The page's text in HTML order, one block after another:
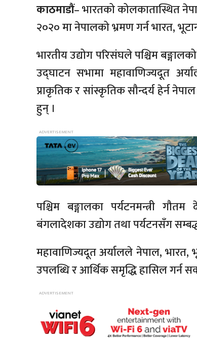
काठमाडौं– भारतको कोलकातास्थित
२०२० मा नेपालको भ्रमण गर्न भारत,
भारतीय उद्योग परिसंघले पश्चिम
उद्घाटन सभामा महावाणिज्यदूत
प्राकृतिक र सांस्कृतिक सौन्दर्य हेर्न
हुन् ।
पश्चिम बङ्गालका पर्यटनमन्त्री
बंगलादेशका उद्योग तथा पर्यटनसँग
महावाणिज्यदूत अर्यालले नेपाल, भारत,
उपलब्धि र आर्थिक समृद्धि हासिल गर्न